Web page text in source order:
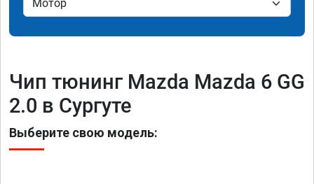
Чип тюнинг Mazda Mazda 6 GG
2.0 в Сургуте
Выберите свою модель: